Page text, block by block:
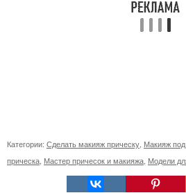
Категории: Сделать макияж прическу Макияж
прическа Мастер причесок и макияжа Модели